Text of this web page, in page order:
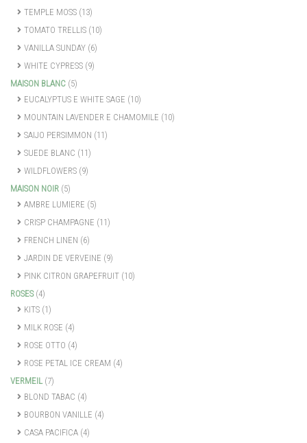
TEMPLE MOSS (13)
TOMATO TRELLIS (10)
VANILLA SUNDAY (6)
WHITE CYPRESS (9)
MAISON BLANC (5)
EUCALYPTUS E WHITE SAGE (10)
MOUNTAIN LAVENDER E CHAMOMILE (10)
SAIJO PERSIMMON (11)
SUEDE BLANC (11)
WILDFLOWERS (9)
MAISON NOIR (5)
AMBRE LUMIERE (5)
CRISP CHAMPAGNE (11)
FRENCH LINEN (6)
JARDIN DE VERVEINE (9)
PINK CITRON GRAPEFRUIT (10)
ROSES(4)
KITS (1)
MILK ROSE (4)
ROSE OTTO (4)
ROSE PETAL ICE CREAM (4)
VERMEIL(7)
BLOND TABAC (4)
BOURBON VANILLE (4)
CASA PACIFICA (4)